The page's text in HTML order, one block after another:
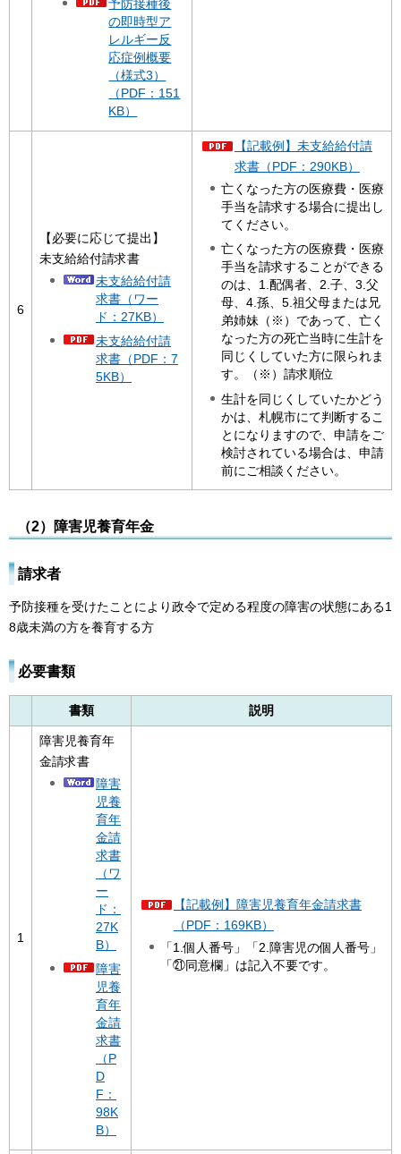
予防接種後
の即時型ア
レルギー反
応症例概要
（様式3）
（PDF：151
KB）
6
【必要に応じて提出】
未支給給付請求書
未支給給付請
求書（ワー
ド：27KB）
未支給給付請
求書（PDF：7
5KB）
【記載例】未支給給付請
求書（PDF：290KB）
亡くなった方の医療費・医療
手当を請求する場合に提出し
てください。
亡くなった方の医療費・医療
手当を請求することができる
のは、1.配偶者、2.子、3.父
母、4.孫、5.祖父母または兄
弟姉妹（※）であって、亡く
なった方の死亡当時に生計を
同じくしていた方に限られま
す。（※）請求順位
生計を同じくしていたかどう
かは、札幌市にて判断するこ
とになりますので、申請をご
検討されている場合は、申請
前にご相談ください。
（2）障害児養育年金
請求者
予防接種を受けたことにより政令で定める程度の障害の状態にある1
8歳未満の方を養育する方
必要書類
書類 説明
1
障害児養育年
金請求書
障害
児養
育年
金請
求書
（ワ
ー
ド：
27K
B）
障害
児養
育年
金請
求書
（P
D
F：
98K
B）
【記載例】障害児養育年金請求書
（PDF：169KB）
「1.個人番号」「2.障害児の個人番号」
「㉑同意欄」は記入不要です。